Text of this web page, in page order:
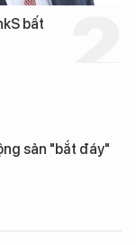
bất
sản "bắt đáy"